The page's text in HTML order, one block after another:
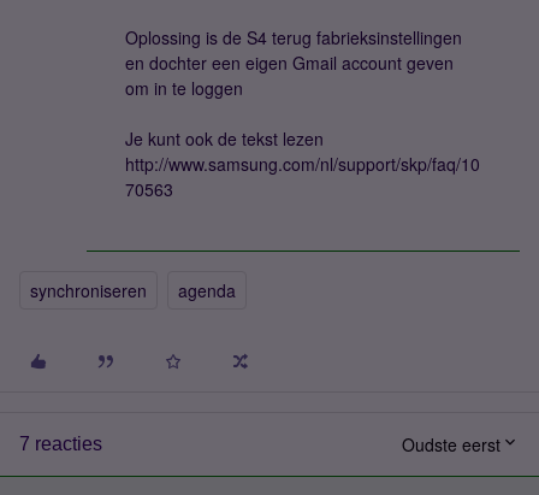
Oplossing is de S4 terug fabrieksinstellingen
en dochter een eigen Gmail account geven
om in te loggen
Je kunt ook de tekst lezen
http://www.samsung.com/nl/support/skp/faq/10
70563
synchroniseren agenda
7 reacties Oudste eerst